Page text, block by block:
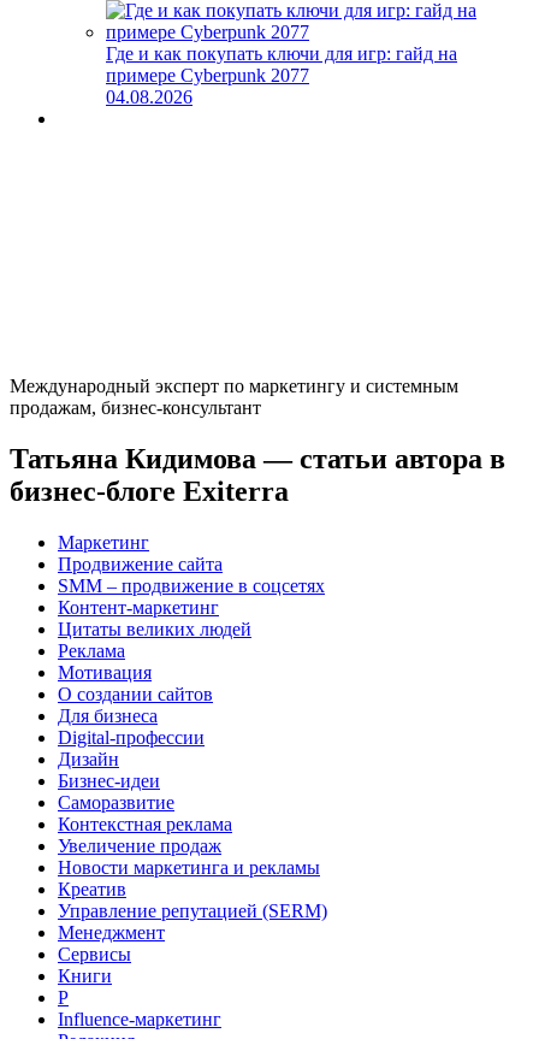
Где и как покупать ключи для игр: гайд на
примере Cyberpunk 2077
04.08.2026
Международный эксперт по маркетингу и системным
продажам, бизнес-консультант
Татьяна Кидимова — статьи автора в
бизнес-блоге Exiterra
Маркетинг
Продвижение сайта
SMM – продвижение в соцсетях
Контент-маркетинг
Цитаты великих людей
Реклама
Мотивация
О создании сайтов
Для бизнеса
Digital-профессии
Дизайн
Бизнес-идеи
Саморазвитие
Контекстная реклама
Увеличение продаж
Новости маркетинга и рекламы
Креатив
Управление репутацией (SERM)
Менеджмент
Сервисы
Книги
Р
Influence-маркетинг